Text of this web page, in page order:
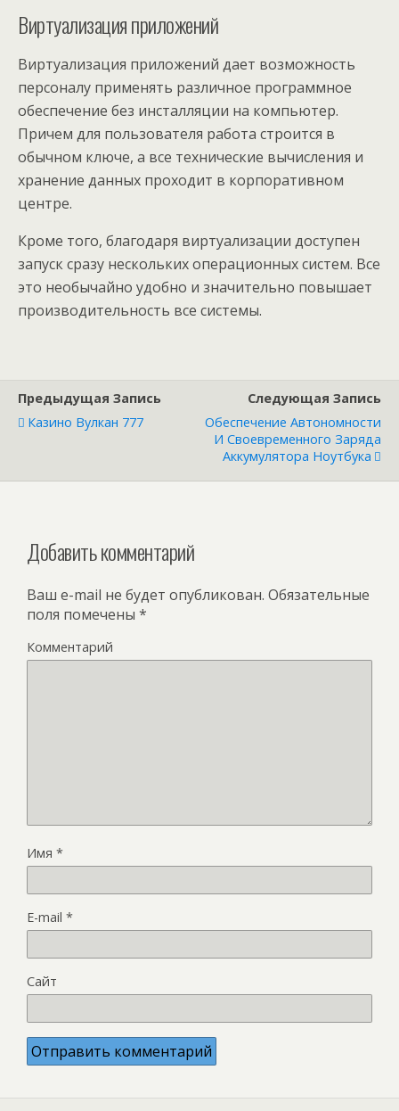
Виртуализация приложений
Виртуализация приложений дает возможность
персоналу применять различное программное
обеспечение без инсталляции на компьютер.
Причем для пользователя работа строится в
обычном ключе, а все технические вычисления и
хранение данных проходит в корпоративном
центре.
Кроме того, благодаря виртуализации доступен
запуск сразу нескольких операционных систем. Все
это необычайно удобно и значительно повышает
производительность все системы.
Предыдущая Запись
Казино Вулкан 777
Следующая Запись
Обеспечение Автономности
И Своевременного Заряда
Аккумулятора Ноутбука
Добавить комментарий
Ваш e-mail не будет опубликован. Обязательные
поля помечены *
Комментарий
Имя *
E-mail *
Сайт